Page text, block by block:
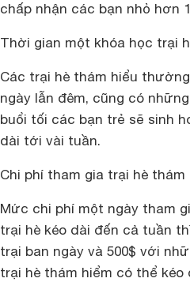
chấp nhận các bạn nhỏ hơn
Thời gian một khóa học trại
Các trại hè thám hiểu
ngày lẫn đêm, cũng có
buổi tối các bạn trẻ sẽ sinh
dài tới vài tuần.
Chi phí tham gia trại hè thám
Mức chi phí một ngày tham
trại hè kéo dài đến cả tuần
trại ban ngày và 500$ với
trại hè thám hiểm có thể